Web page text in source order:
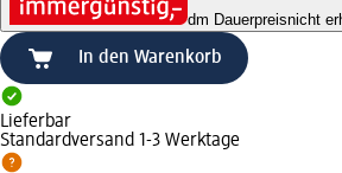
dm Dauerpreisnicht
In den Warenkorb
Lieferbar
Standardversand 1-3 Werktage